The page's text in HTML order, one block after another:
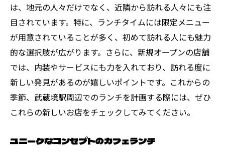
は、地元の人々だけでなく、近隣から訪れる人々にも注
目されています。特に、ランチタイムには限定メニュー
が用意されていることが多く、初めて訪れる人にも魅力
的な選択肢が広がります。さらに、新規オープンの店舗
では、内装やサービスにも力を入れており、訪れる度に
新しい発見があるのが嬉しいポイントです。これからの
季節、武蔵境駅周辺でのランチを計画する際には、ぜひ
これらの新しいお店をチェックしてみてください。
ユニークなコンセプトのカフェランチ